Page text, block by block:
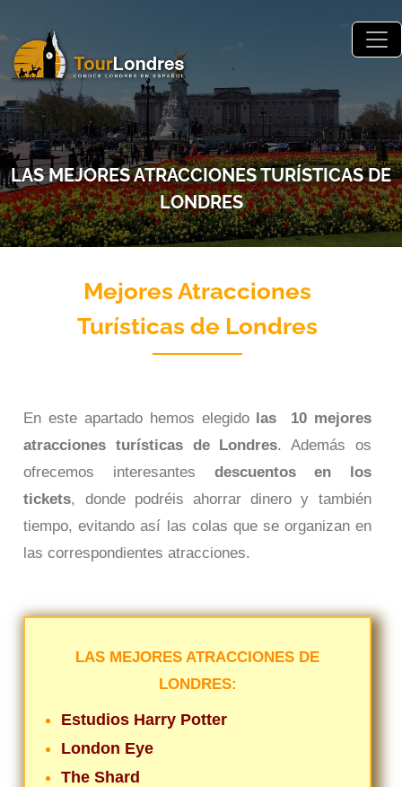
LAS MEJORES ATRACCIONES TURÍSTICAS DE
LONDRES
Mejores Atracciones
Turísticas de Londres
En este apartado hemos elegido las 10 mejores
atracciones turísticas de Londres. Además os
ofrecemos interesantes descuentos en los
tickets, donde podréis ahorrar dinero y también
tiempo, evitando así las colas que se organizan en
las correspondientes atracciones.
LAS MEJORES ATRACCIONES DE
LONDRES:
Estudios Harry Potter
London Eye
The Shard